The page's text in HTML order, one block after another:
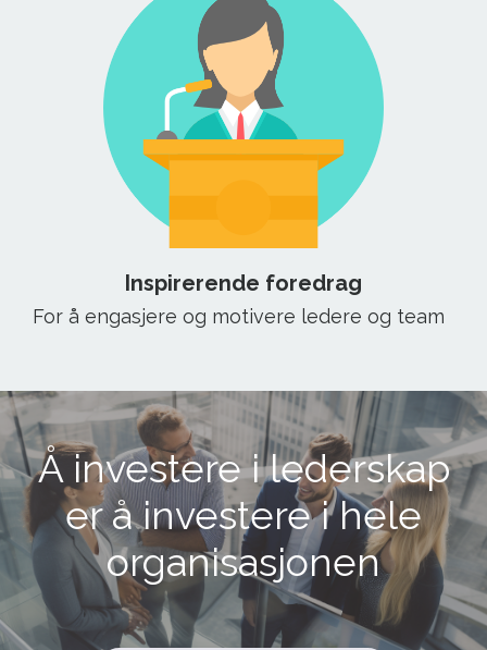
Inspirerende foredrag
For å engasjere og motivere ledere og team
Å investere i lederskap
er å investere i hele
organisasjonen